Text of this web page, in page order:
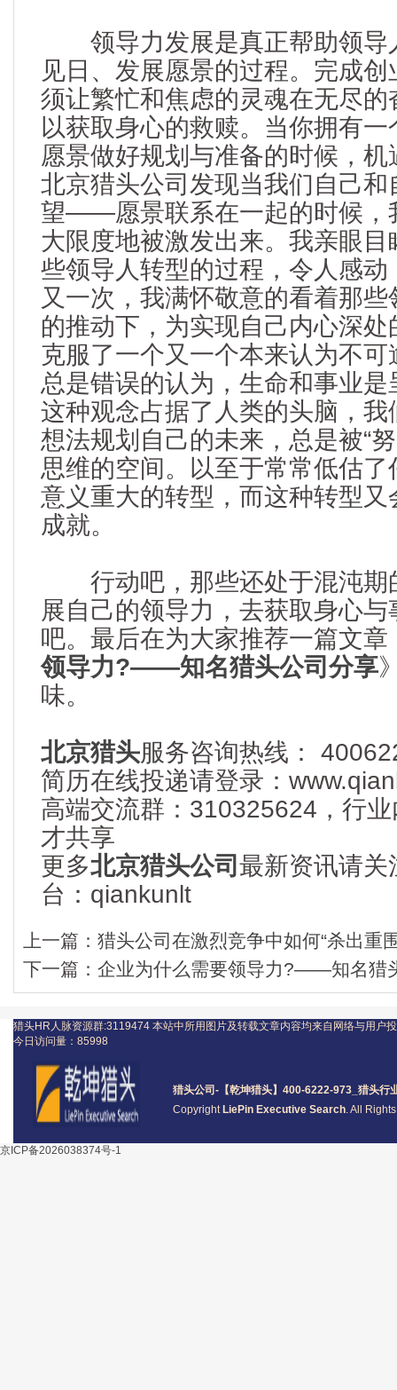
领导力发展是真正帮助领导
见日、发展愿景的过程。完成
须让繁忙和焦虑的灵魂在无尽
以获取身心的救赎。当你拥有
愿景做好规划与准备的时候，
北京猎头公司发现当我们自己
望——愿景联系在一起的时候，
大限度地被激发出来。我亲眼
些领导人转型的过程，令人感
又一次，我满怀敬意的看着那
的推动下，为实现自己内心深
克服了一个又一个本来认为不
总是错误的认为，生命和事业
这种观念占据了人类的头脑，
想法规划自己的未来，总是被“
思维的空间。以至于常常低估
意义重大的转型，而这种转型
成就。
行动吧，那些还处于混沌期
展自己的领导力，去获取身心
吧。最后在为大家推荐一篇文章
领导力?——知名猎头公司分享
味。
北京猎头服务咨询热线：
简历在线投递请登录：
高端交流群：310325624，行
才共享
更多北京猎头公司最新资讯请关
台：qiankunlt
上一篇： 猎头公司在激烈竞争中如何“杀出
下一篇： 企业为什么需要领导力?——知名猎
猎头公司 -【乾坤猎头】400-6222-973_ 猎头行
Copyright LiePin Executive Search. All
猎头HR人脉资源群:3119474 本站中所用图片及转载文章内容均来自网络与用户
今日访问量： 85998
京ICP备2026038374号-1